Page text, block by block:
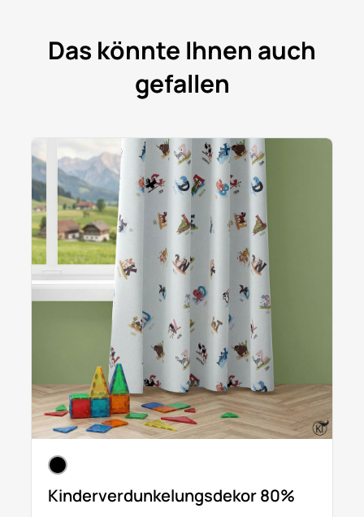
Das könnte Ihnen auch
gefallen
Kinderverdunkelungsdekor 80%